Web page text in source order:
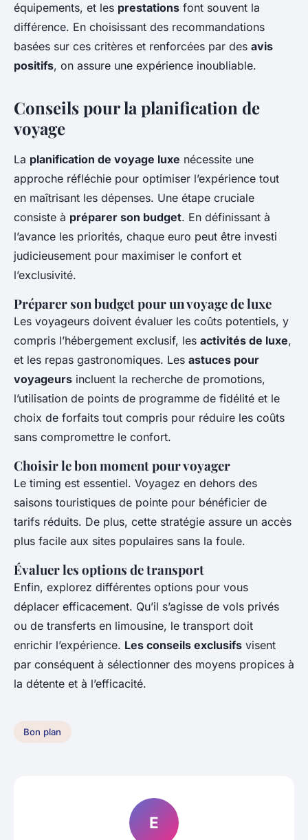
équipements, et les prestations font souvent la
différence. En choisissant des recommandations
basées sur ces critères et renforcées par des avis
positifs, on assure une expérience inoubliable.
Conseils pour la planification de
voyage
La planification de voyage luxe nécessite une
approche réfléchie pour optimiser l’expérience tout
en maîtrisant les dépenses. Une étape cruciale
consiste à préparer son budget. En définissant à
l’avance les priorités, chaque euro peut être investi
judicieusement pour maximiser le confort et
l’exclusivité.
Préparer son budget pour un voyage de luxe
Les voyageurs doivent évaluer les coûts potentiels, y
compris l’hébergement exclusif, les activités de luxe,
et les repas gastronomiques. Les astuces pour
voyageurs incluent la recherche de promotions,
l’utilisation de points de programme de fidélité et le
choix de forfaits tout compris pour réduire les coûts
sans compromettre le confort.
Choisir le bon moment pour voyager
Le timing est essentiel. Voyagez en dehors des
saisons touristiques de pointe pour bénéficier de
tarifs réduits. De plus, cette stratégie assure un accès
plus facile aux sites populaires sans la foule.
Évaluer les options de transport
Enfin, explorez différentes options pour vous
déplacer efficacement. Qu’il s’agisse de vols privés
ou de transferts en limousine, le transport doit
enrichir l’expérience. Les conseils exclusifs visent
par conséquent à sélectionner des moyens propices à
la détente et à l’efficacité.
Bon plan
E